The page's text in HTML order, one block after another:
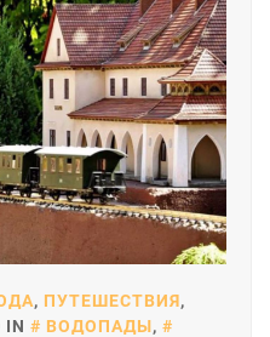
, ПУТЕШЕСТВИЯ,
IN ВОДОПАДЫ,